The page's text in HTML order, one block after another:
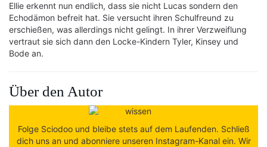
Ellie erkennt nun endlich, dass sie nicht Lucas sondern den
Echodämon befreit hat. Sie versucht ihren Schulfreund zu
erschießen, was allerdings nicht gelingt. In ihrer Verzweiflung
vertraut sie sich dann den Locke-Kindern Tyler, Kinsey und
Bode an.
Über den Autor
Folge Sciodoo und bleibe stets auf dem Laufenden. Schließ
dich uns an und abonniere unseren Instagram-Kanal ein. Wir